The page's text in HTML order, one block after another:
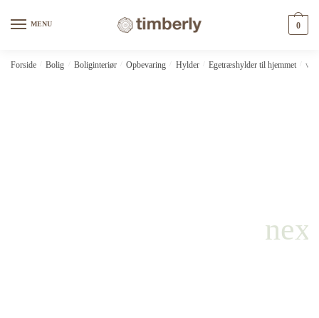
MENU 0
Forside Bolig Boliginteriør Opbevaring Hylder Egetræshylder til hjemmet